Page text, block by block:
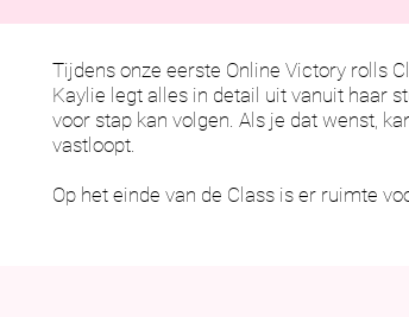
Tijdens onze eerste Online Victory rolls
Kaylie legt alles in detail uit vanuit haar
voor stap kan volgen. Als je dat wenst,
vastloopt.
Op het einde van de Class is er ruimte